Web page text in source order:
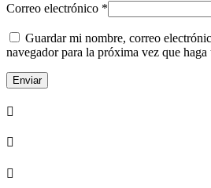
Correo electrónico *
Guardar mi nombre, correo
navegador para la próxima vez que